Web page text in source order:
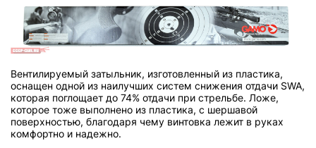
Вентилируемый затыльник, изготовленный из пластика,
оснащен одной из наилучших систем снижения отдачи SWA,
которая поглощает до 74% отдачи при стрельбе. Ложе,
которое тоже выполнено из пластика, с шершавой
поверхностью, благодаря чему винтовка лежит в руках
комфортно и надежно.